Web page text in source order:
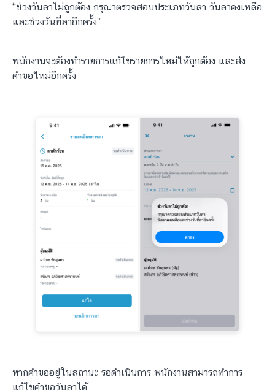
“ช่วงวันลาไม่ถูกต้อง กรุณาตรวจสอบประเภทวันลา วันลาคงเหลือ
และช่วงวันที่ลาอีกครั้ง”
พนักงานจะต้องทำรายการแก้ไขรายการใหม่ให้ถูกต้อง และส่ง
คำขอใหม่อีกครั้ง
หากคำขออยู่ในสถานะ รอดำเนินการ พนักงานสามารถทำการ
แก้ไขคำขอวันลาได้